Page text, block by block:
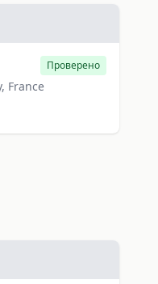
Проверено
France